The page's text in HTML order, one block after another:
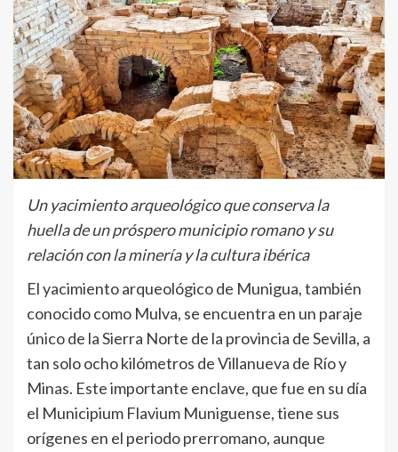
Un yacimiento arqueológico que conserva la
huella de un próspero municipio romano y su
relación con la minería y la cultura ibérica
El yacimiento arqueológico de Munigua, también
conocido como Mulva, se encuentra en un paraje
único de la Sierra Norte de la provincia de Sevilla, a
tan solo ocho kilómetros de Villanueva de Río y
Minas. Este importante enclave, que fue en su día
el Municipium Flavium Muniguense, tiene sus
orígenes en el periodo prerromano, aunque